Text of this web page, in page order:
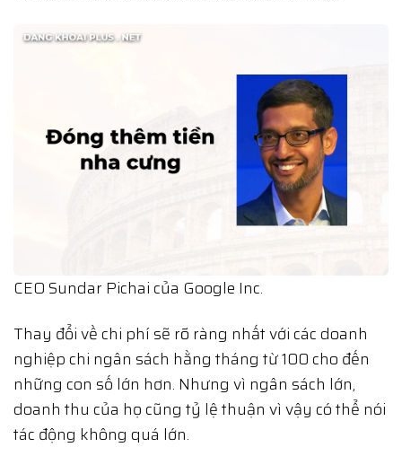
CEO Sundar Pichai của Google Inc.
Thay đổi về chi phí sẽ rõ ràng nhất với các doanh
nghiệp chi ngân sách hằng tháng từ 100 cho đến
những con số lớn hơn. Nhưng vì ngân sách lớn,
doanh thu của họ cũng tỷ lệ thuận vì vậy có thể nói
tác động không quá lớn.